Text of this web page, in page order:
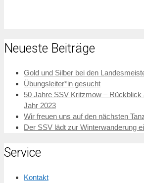
Neueste Beiträge
Gold und Silber bei den
Übungsleiter*in gesucht
50 Jahre SSV Kritzmow – Rückblick
Jahr 2023
Wir freuen uns auf den nächsten
Der SSV lädt zur Winterwanderung
Service
Kontakt